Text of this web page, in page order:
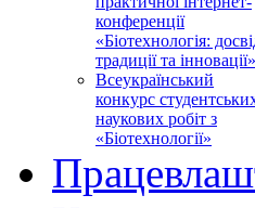
конференції
«Біотехнологія:
традиції та інновації»
Всеукраїнський
конкурс
наукових робіт з
«Біотехнології»